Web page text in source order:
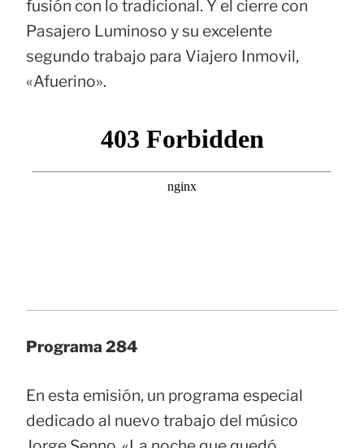
fusión con lo tradicional. Y el cierre con
Pasajero Luminoso y su excelente
segundo trabajo para Viajero Inmovil,
«Afuerino».
Programa 284
En esta emisión, un programa especial
dedicado al nuevo trabajo del músico